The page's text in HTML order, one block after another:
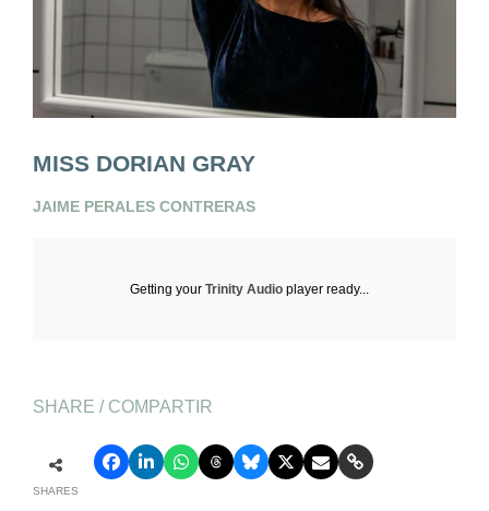
MISS DORIAN GRAY
JAIME PERALES CONTRERAS
Getting yourTrinity Audio player ready...
SHARE / COMPARTIR
SHARES